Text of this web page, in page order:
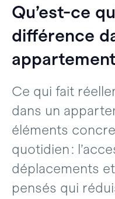
Qu’est-ce
différence
Ce qui fait
dans un
éléments
quotidien :
déplacements
pensés qui